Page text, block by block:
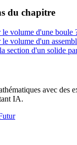
du chapitre
volume d'une boule
volume d'un
section d'un solide
avec des
IA.